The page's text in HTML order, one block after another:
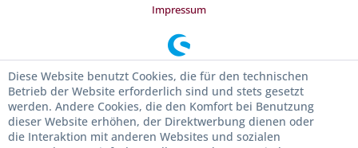
Impressum
Diese Website benutzt Cookies, die für den technischen
Betrieb der Website erforderlich sind und stets gesetzt
werden. Andere Cookies, die den Komfort bei Benutzung
dieser Website erhöhen, der Direktwerbung dienen oder
die Interaktion mit anderen Websites und sozialen